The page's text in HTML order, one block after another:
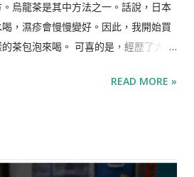
烏龍茶是其中方法之一。話說，日本
，濕疹會慢慢變好。因此，我開始買
茶包泡來喝。 可喜的是，經歷了大概
愛。 今早，又泡了杯烏龍茶喝。茶包
READ MORE »